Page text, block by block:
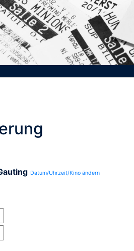
Datum/Uhrzeit/Kino ändern